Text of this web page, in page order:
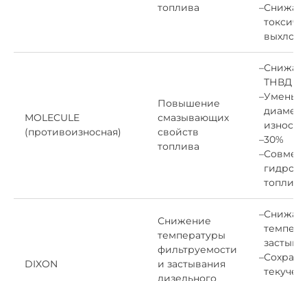
топлива
–
выхлопа
MOLECULE
(противоизносная)
Повышение
смазывающих
свойств
топлива
–
ТНВД и
–
износа
–30%
–
DIXON
Снижение
температуры
фильтруемости
и застывания
дизельного
–
–